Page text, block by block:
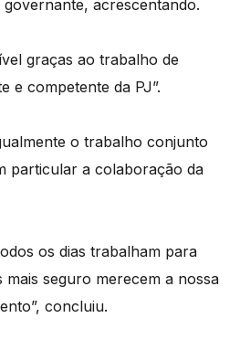
acrescentando.
graças ao trabalho de
e competente da PJ”.
o trabalho conjunto
particular a colaboração da
os dias trabalham para
seguro merecem a nossa
concluiu.